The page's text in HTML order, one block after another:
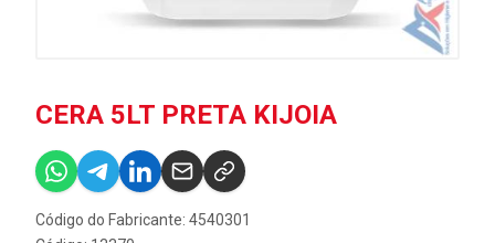
CERA 5LT PRETA KIJOIA
Código do Fabricante: 4540301